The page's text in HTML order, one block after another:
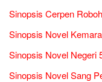
Sinopsis Cerpen
Sinopsis Novel
Sinopsis Novel Negeri
Sinopsis Novel Sang